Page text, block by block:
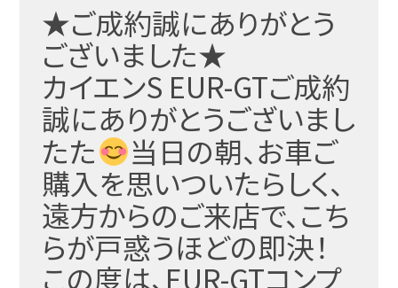
★ご成約誠にありがとう
ございました★
カイエンS EUR-GTご成約
誠にありがとうございまし
たた
当日の朝、お車ご
購入を思いついたらしく、
遠方からのご来店で、こち
らが戸惑うほどの即決！
この度は、EUR-GTコンプ